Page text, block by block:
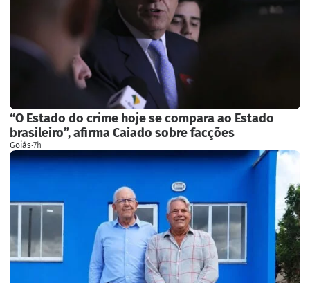
“O Estado do crime hoje se compara ao Estado
brasileiro”, afirma Caiado sobre facções
Goiás·7h